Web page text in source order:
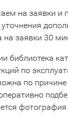
на заявки и
на заявки 30
библиотека
по
по причине